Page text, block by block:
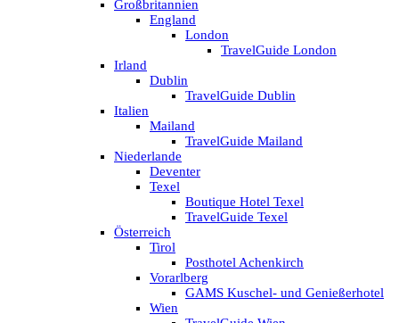
Großbritannien
England
London
TravelGuide London
Irland
Dublin
TravelGuide Dublin
Italien
Mailand
TravelGuide Mailand
Niederlande
Deventer
Texel
Boutique Hotel Texel
TravelGuide Texel
Österreich
Tirol
Posthotel Achenkirch
Vorarlberg
GAMS Kuschel- und Genießerhotel
Wien